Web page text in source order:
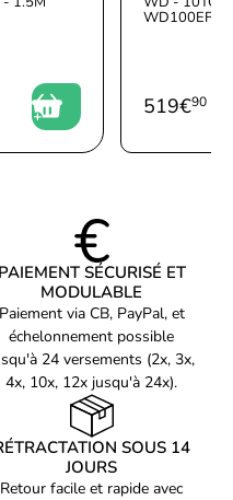
WD100EFGX
519€90
PAIEMENT SÉCURISÉ ET
MODULABLE
Paiement via CB, PayPal, et
échelonnement possible
24 versements (2x, 3x,
4x, 10x, 12x jusqu'à 24x).
SOUS 14
JOURS
Retour facile et rapide avec